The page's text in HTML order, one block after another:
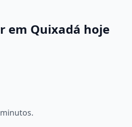
em Quixadá hoje